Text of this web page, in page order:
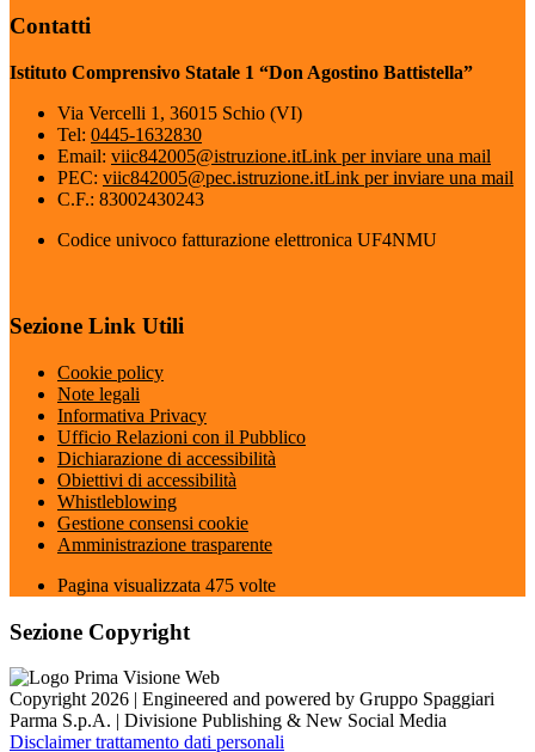
Contatti
Istituto Comprensivo Statale 1 “Don Agostino Battistella”
Via Vercelli 1, 36015 Schio (VI)
Tel: 0445-1632830
Email: viic842005@istruzione.itLink per inviare una mail
PEC: viic842005@pec.istruzione.itLink per inviare una mail
C.F.: 83002430243
Codice univoco fatturazione elettronica UF4NMU
Sezione Link Utili
Cookie policy
Note legali
Informativa Privacy
Ufficio Relazioni con il Pubblico
Dichiarazione di accessibilità
Obiettivi di accessibilità
Whistleblowing
Gestione consensi cookie
Amministrazione trasparente
Pagina visualizzata 475 volte
Sezione Copyright
Copyright 2026 | Engineered and powered by Gruppo Spaggiari
Parma S.p.A. | Divisione Publishing & New Social Media
Disclaimer trattamento dati personali